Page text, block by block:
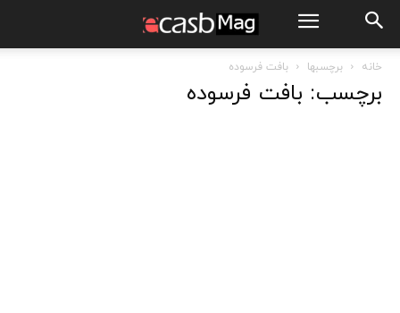
خانه برچسبها بافت فرسوده
برچسب: بافت فرسوده